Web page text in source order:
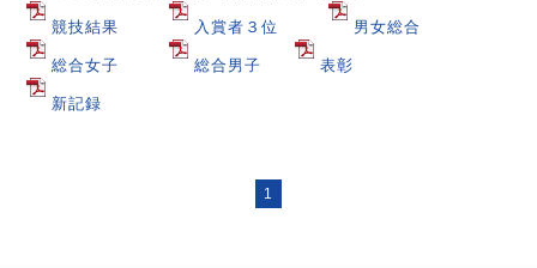
競技結果 入賞者３位 男女総合
総合女子 総合男子 表彰
新記録
1